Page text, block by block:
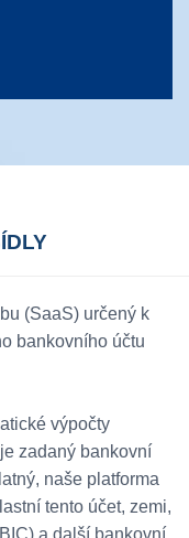
(SaaS) určený k
bankovního účtu
výpočty
zadaný bankovní
naše platforma
tento účet, zemi,
a další bankovní